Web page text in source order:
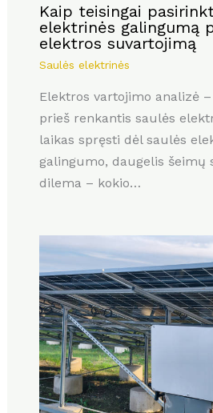
Kaip teisingai
elektrinės galingumą
elektros suvartojimą
Saulės elektrinės
Elektros vartojimo analizė
prieš renkantis saulės
laikas spręsti dėl saulės
galingumo, daugelis šeimų
dilema – kokio…